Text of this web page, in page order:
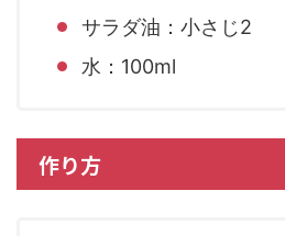
サラダ油：小さじ2
水：100ml
作り方